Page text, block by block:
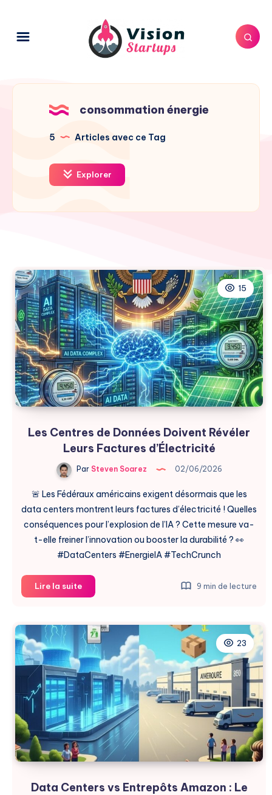
consommation énergie
5 Articles avec ce Tag
Explorer
15
Les Centres de Données Doivent Révéler
Leurs Factures d’Électricité
ParSteven Soarez 02/06/2026
🚨 Les Fédéraux américains exigent désormais que les
data centers montrent leurs factures d’électricité ! Quelles
conséquences pour l’explosion de l’IA ? Cette mesure va-
t-elle freiner l’innovation ou booster la durabilité ? 👀
#DataCenters #EnergieIA #TechCrunch
Lire la suiteLes
Centres
Données
Doivent
Révéler
Leurs
Factures
d’Électricité
9 min de lecture
23
Data Centers vs Entrepôts Amazon : Le